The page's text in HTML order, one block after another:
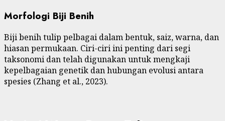
Morfologi Biji Benih
Biji benih tulip pelbagai dalam bentuk, saiz, warna, dan
hiasan permukaan. Ciri-ciri ini penting dari segi
taksonomi dan telah digunakan untuk mengkaji
kepelbagaian genetik dan hubungan evolusi antara
spesies (Zhang et al., 2023).